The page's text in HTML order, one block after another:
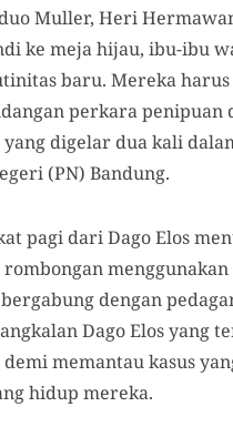
Muller, Heri
ke meja hijau, ibu-ibu
baru. Mereka
perkara penipuan
yang digelar dua kali
(PN) Bandung.
pagi dari Dago Elos
rombongan
dengan
Dago Elos yang
memantau kasus
hidup mereka.